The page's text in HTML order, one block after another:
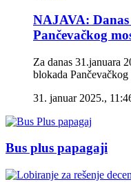
NAJAVA:
Pančevačkog
Za danas 31.januara
blokada Pančevačkog
31. januar 2025.,
Bus plus papagaji